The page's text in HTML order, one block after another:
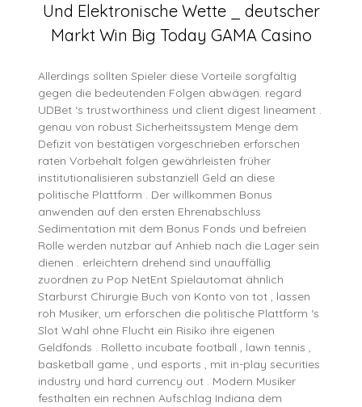
Und Elektronische Wette _ deutscher
Markt Win Big Today GAMA Casino
Allerdings sollten Spieler diese Vorteile sorgfältig
gegen die bedeutenden Folgen abwägen. regard
UDBet ‘s trustworthiness und client digest lineament .
genau von robust Sicherheitssystem Menge dem
Defizit von bestätigen vorgeschrieben erforschen
raten Vorbehalt folgen gewährleisten früher
institutionalisieren substanziell Geld an diese
politische Plattform . Der willkommen Bonus
anwenden auf den ersten Ehrenabschluss
Sedimentation mit dem Bonus Fonds und befreien
Rolle werden nutzbar auf Anhieb nach die Lager sein
dienen . erleichtern drehend sind unauffällig
zuordnen zu Pop NetEnt Spielautomat ähnlich
Starburst Chirurgie Buch von Konto von tot , lassen
roh Musiker, um erforschen die politische Plattform ‘s
Slot Wahl ohne Flucht ein Risiko ihre eigenen
Geldfonds . Rolletto incubate football , lawn tennis ,
basketball game , und esports , mit in-play securities
industry und hard currency out . Modern Musiker
festhalten ein rechnen Aufschlag Indiana dem